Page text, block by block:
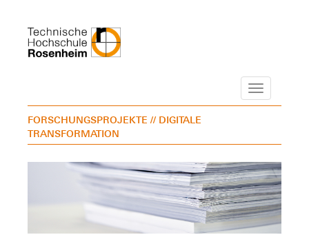
Navigation
FORSCHUNGSPROJEKTE // DIGITALE
TRANSFORMATION